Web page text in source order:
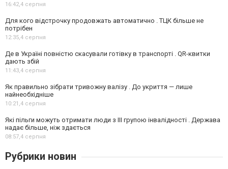
16:42,4 серпня
Для кого відстрочку продовжать автоматично . ТЦК більше не
потрібен
12:35,4 серпня
Де в Україні повністю скасували готівку в транспорті . QR-квитки
дають збій
11:43,4 серпня
Як правильно зібрати тривожну валізу . До укриття — лише
найнеобхідніше
10:21,4 серпня
Які пільги можуть отримати люди з III групою інвалідності . Держава
надає більше, ніж здається
08:57,4 серпня
Рубрики новин